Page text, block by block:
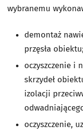
wybranemu
demontaż
przęsła
oczyszczenie i
skrzydeł
izolacji
oczyszczenie,